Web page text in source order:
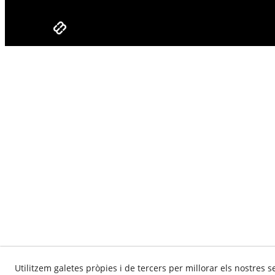
Utilitzem galetes pròpies i de tercers per millorar els nostres